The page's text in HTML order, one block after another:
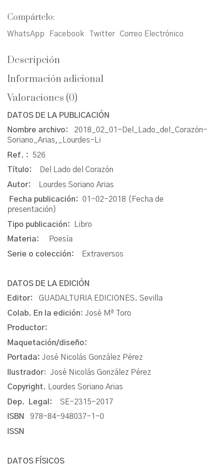
Compártelo:
WhatsApp Facebook Twitter Correo Electrónico
Descripción
Información adicional
Valoraciones (0)
DATOS DE LA PUBLICACIÓN
Nombre archivo: 2018_02_01-Del_Lado_del_Corazón-
Soriano_Arias,_Lourdes-Li
Ref. : 526
Título:
Del Lado del Corazón
Autor:
Lourdes Soriano Arias
Fecha publicación: 01-02-2018 (Fecha de
presentación)
Tipo publicación:
Libro
Materia:
Poesía
Serie o colección:
Extraversos
DATOS DE LA EDICIÓN
Editor: GUADALTURIA EDICIONES. Sevilla
Colab. En la edición: José Mª Toro
Productor:
Maquetación/diseño:
Portada: José Nicolás González Pérez
Ilustrador: José Nicolás González Pérez
Copyright.
Lourdes Soriano Arias
Dep. Legal: SE-2315-2017
ISBN 978-84-948037-1-0
ISSN
DATOS FÍSICOS